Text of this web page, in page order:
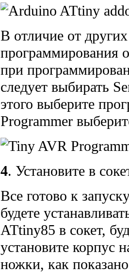
В отличие от
программирования
при
следует выбирать
этого выберите
Programmer
4. Установите в
Все готово к
будете
ATtiny85 в сокет,
установите корпус
ножки, как